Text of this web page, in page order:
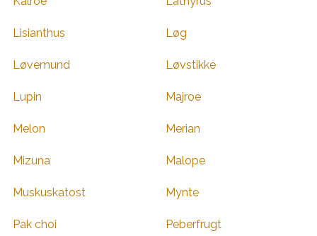
Lisianthus Løg
Løvemund Løvstikke
Lupin Majroe
Melon Merian
Mizuna Malope
Muskuskatost Mynte
Pak choi Peberfrugt